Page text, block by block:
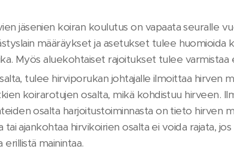
jäsenien koiran koulutus on vapaata seuralle
määräykset ja asetukset tulee huomioida
Myös aluekohtaiset rajoitukset tulee varmistaa
tulee hirviporukan johtajalle ilmoittaa hirven
koirarotujen osalta, mikä kohdistuu hirveen.
osalta harjoitustoiminnasta on tieto hirven
ajankohtaa hirvikoirien osalta ei voida rajata, jos
mainintaa.